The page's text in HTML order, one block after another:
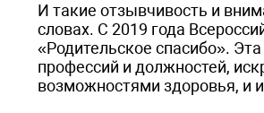
И такие отзывчивость и
словах. С 2019 года
«Родительское спасибо».
профессий и должностей,
возможностями здоровья, и